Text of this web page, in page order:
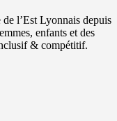
l’Est Lyonnais depuis
enfants et des
& compétitif.